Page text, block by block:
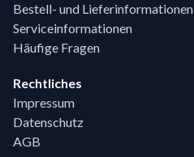
Bestell- und Lieferinformationen
Serviceinformationen
Häufige Fragen
Rechtliches
Impressum
Datenschutz
AGB